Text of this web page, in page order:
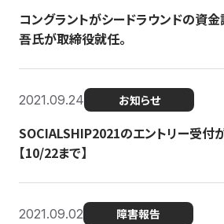
コングラントがシードラウンドの資
吾氏が取締役就任。
2021.09.24 お知らせ
SOCIALSHIP2021のエントリー受付
【10/22まで】
2021.09.02 障害報告